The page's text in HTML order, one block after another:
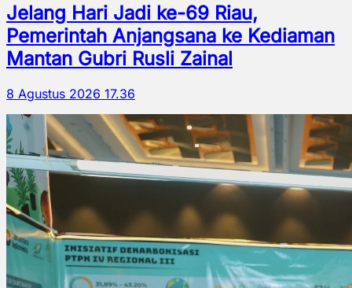
Jelang Hari Jadi ke-69 Riau,
Pemerintah Anjangsana ke Kediaman
Mantan Gubri Rusli Zainal
8 Agustus 2026 17.36